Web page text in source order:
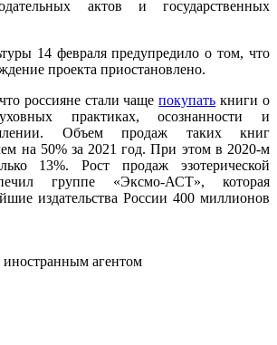
актов и государственных
14 февраля предупредило о том, что
проекта приостановлено.
россияне стали чащепокупать книги о
практиках, осознанности и
Объем продаж таких книг
на 50% за 2021 год. При этом в 2020-м
13%. Рост продаж эзотерической
группе «Эксмо-АСТ», которая
издательства России 400 миллионов
агентом